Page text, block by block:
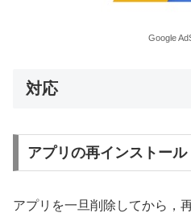
Google
対応
アプリの再インストール
アプリを一旦削除してから，